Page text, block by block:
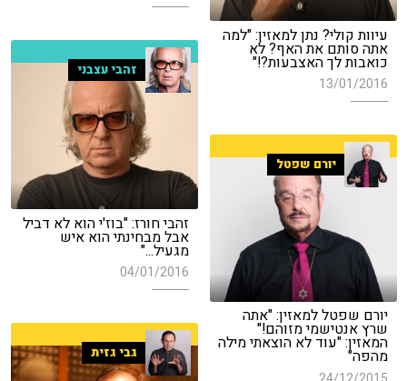
עיוות קולי? נתן למאזין: "למה
אתה סותם את האף? לא
כואבות לך האצבעות?!"
13/01/2016
זהבי עצבני
זהבי חורז: "בוז'י הוא לא דביל
אבל מבחינתי הוא איש
מגעיל..."
04/01/2016
יורם שפטל
יורם שפטל למאזין: "אתה
שרץ אנטישמי מזוהם!"
המאזין: "עוד לא הוצאתי מילה
מהפה" גבי גזית